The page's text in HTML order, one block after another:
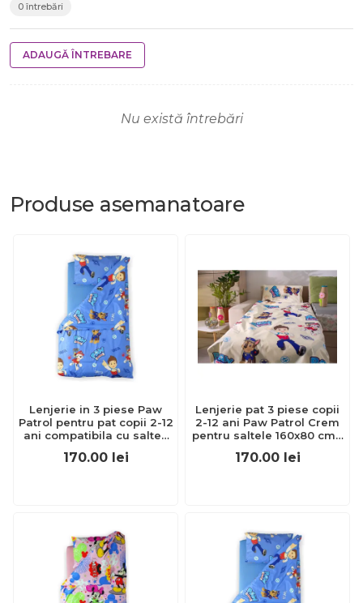
0 întrebări
ADAUGĂ ÎNTREBARE
Nu există întrebări
Produse asemanatoare
Lenjerie in 3 piese Paw
Patrol pentru pat copii 2-12
ani compatibila cu saltea
160x80 cm -
ASC6427968000165
170.00 lei
Lenjerie pat 3 piese copii
2-12 ani Paw Patrol Crem
pentru saltele 160x80 cm -
ASC6427968000172
170.00 lei